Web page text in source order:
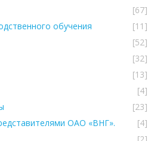
[67]
обучения
[11]
[52]
[32]
[13]
[4]
[23]
ОАО «ВНГ».
[4]
[2]